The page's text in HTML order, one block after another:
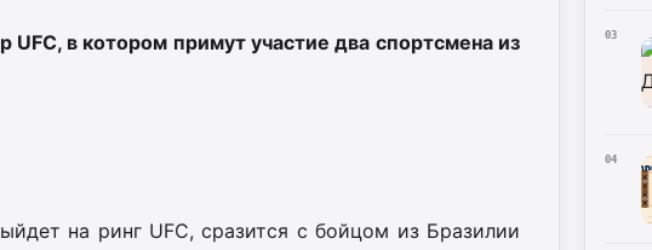
UFC, в котором примут участие два спортсмена из
на ринг UFC, сразится с бойцом из Бразилии
03
04